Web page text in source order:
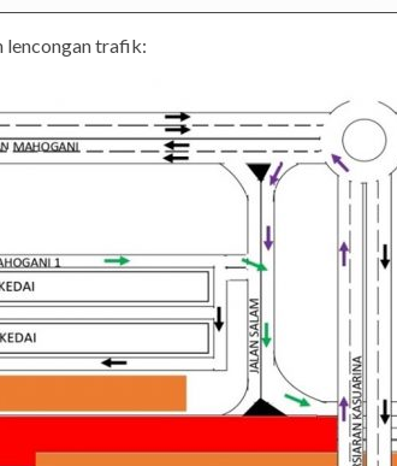
lencongan trafik: